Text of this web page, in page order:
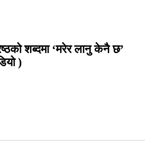
शब्दमा ‘मरेर लानु केनै छ’
)